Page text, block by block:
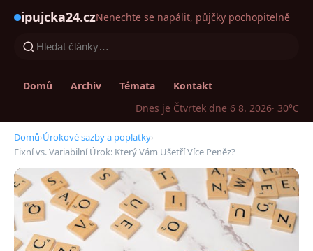
ipujcka24.czNenechte se napálit, půjčky pochopitelně
Domů Archiv Témata
Kontakt
Dnes je Čtvrtek dne 6 8. 2026· 30°C
Domů›Úrokové sazby a poplatky›
Fixní vs. Variabilní Úrok: Který Vám Ušetří Více Peněz?